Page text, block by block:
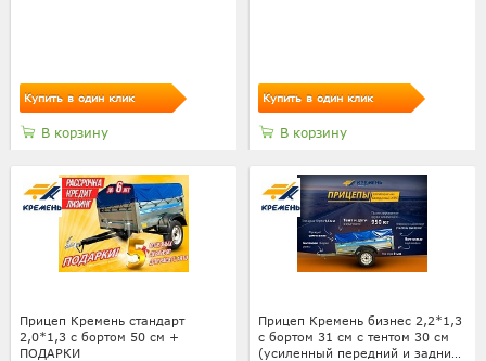
Купить в один клик
В корзину
Купить в один клик
В корзину
Прицеп Кремень стандарт
2,0*1,3 с бортом 50 см +
ПОДАРКИ
Прицеп Кремень бизнес 2,2*1,3
с бортом 31 см с тентом 30 см
(усиленный передний и задний